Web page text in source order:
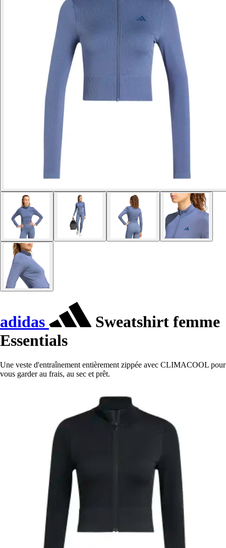
adidas
Sweatshirt femme
Essentials
Une veste d'entraînement entièrement zippée avec CLIMACOOL pour
vous garder au frais, au sec et prêt.